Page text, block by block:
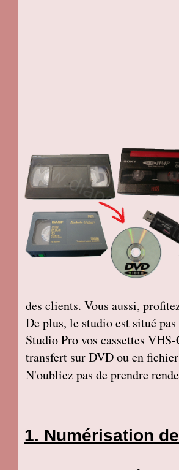
des clients. Vous aussi,
De plus, le studio est situé
Studio Pro vos cassettes
transfert sur DVD ou en
N'oubliez pas de prendre
Numérisation